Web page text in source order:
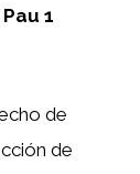
1
de
de